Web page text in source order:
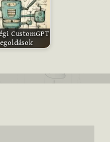
CustomGPT